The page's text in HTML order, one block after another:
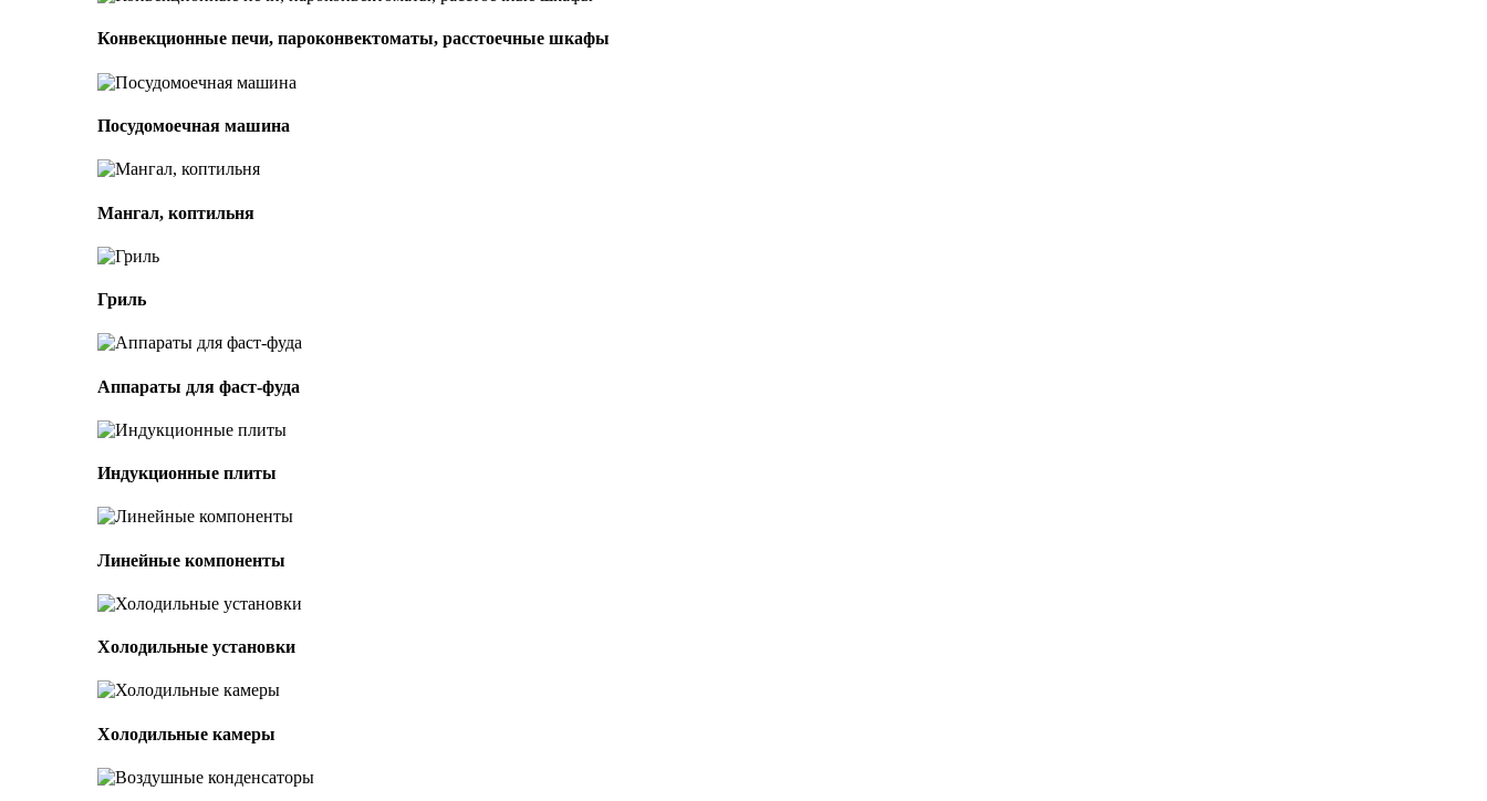
Конвекционные печи, пароконвектоматы, расстоечные шкафы
Посудомоечная машина
Мангал, коптильня
Гриль
Аппараты для фаст-фуда
Индукционные плиты
Линейные компоненты
Холодильные установки
Холодильные камеры